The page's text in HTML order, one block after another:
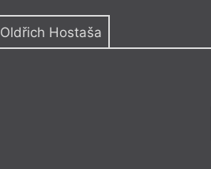
Oldřich Hostaša